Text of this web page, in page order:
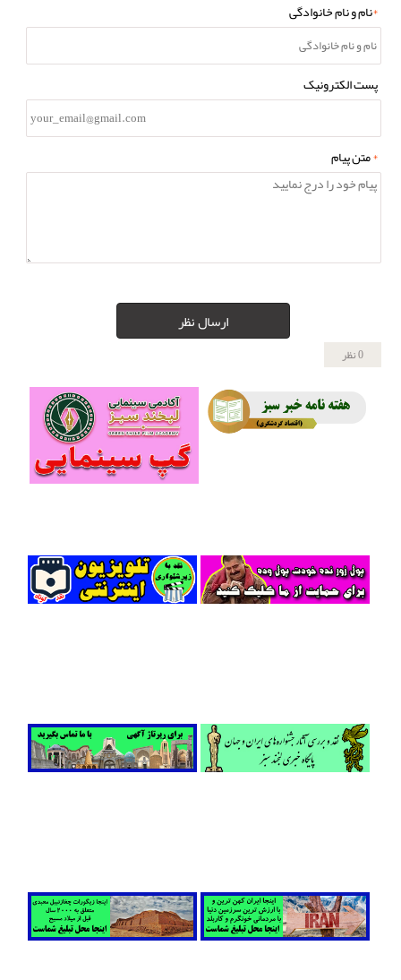
*نام و نام خانوادگی
پست الکترونیک
*متن پیام
ارسال نظر
0 نظر